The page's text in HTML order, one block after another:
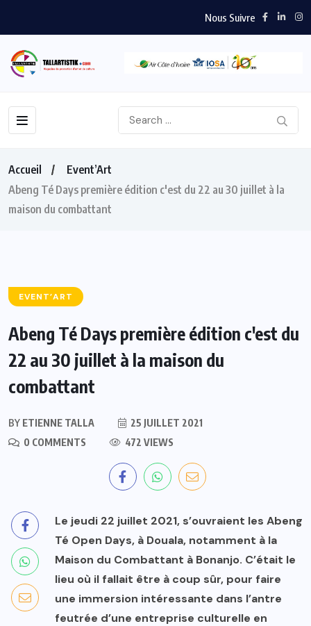
Nous Suivre
Accueil
Event’Art
Abeng Té Days première édition c'est du 22 au 30 juillet à la
maison du combattant
EVENT’ART
Abeng Té Days première édition c'est du
22 au 30 juillet à la maison du
combattant
BY ETIENNE TALLA
25 JUILLET 2021
0 COMMENTS
472 VIEWS
Le jeudi 22 juillet 2021, s’ouvraient les Abeng
Té Open Days, à Douala, notamment à la
Maison du Combattant à Bonanjo. C’était le
lieu où il fallait être à coup sûr, pour faire
une immersion intéressante dans l’antre
feutrée d’une entreprise culturelle en